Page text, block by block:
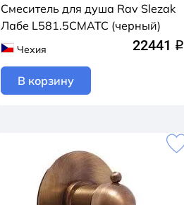
Смеситель для душа Rav Slezak
Лабе L581.5CMATC (черный)
Чехия 22441 q
В корзину